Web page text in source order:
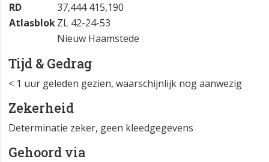
RD
37,444 415,190
AtlasblokZL 42-24-53
Nieuw Haamstede
Tijd & Gedrag
< 1 uur geleden gezien, waarschijnlijk nog aanwezig
Zekerheid
Determinatie zeker, geen kleedgegevens
Gehoord via